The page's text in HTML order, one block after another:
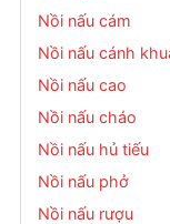
Nồi nấu cám
Nồi nấu cánh
Nồi nấu cao
Nồi nấu cháo
Nồi nấu hủ tiếu
Nồi nấu phở
Nồi nấu rượu